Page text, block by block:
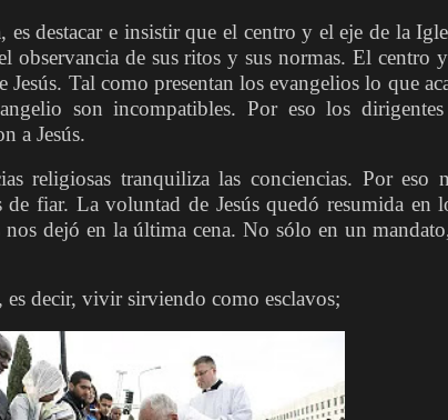
es destacar e insistir que el centro y el eje de la
observancia de sus ritos y sus normas. El centro
Jesús. Tal como presentan los evangelios lo que
son incompatibles. Por eso los
a Jesús.
religiosas tranquiliza las conciencias. Por eso
fiar. La voluntad de Jesús quedó resumida en
nos dejó en la última cena. No sólo en un
es decir, vivir sirviendo como esclavos;